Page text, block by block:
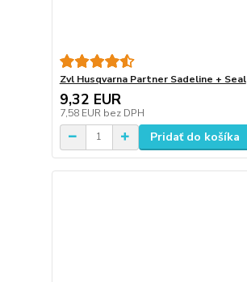
Zvl Husqvarna Partner Sadeline + Seal
9,32 EUR
7,58 EUR bez DPH
Pridať do košíka